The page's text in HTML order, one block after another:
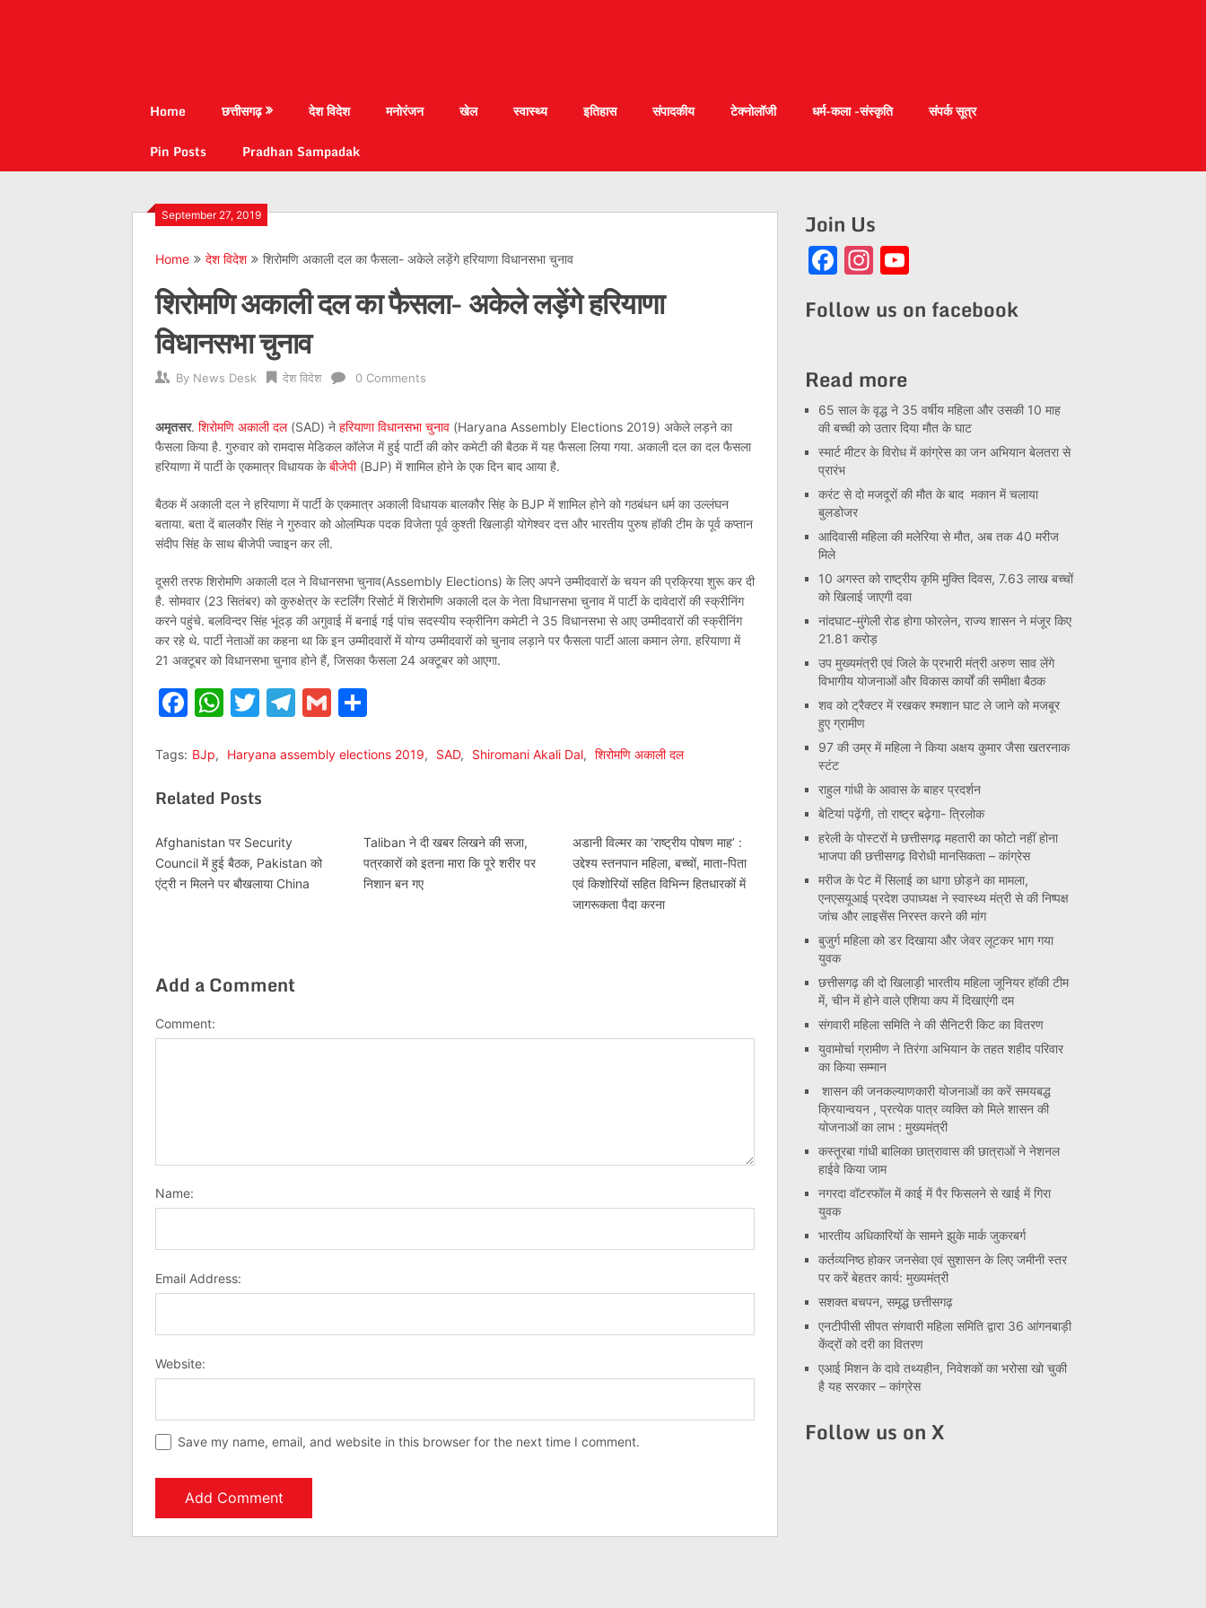
Home छत्तीसगढ़ देश विदेश मनोरंजन खेल स्वास्थ्य इतिहास संपादकीय टेक्नोलॉजी धर्म-कला -संस्कृति
संपर्क सूत्र
Pin Posts
Pradhan Sampadak
September 27, 2019
Home देश विदेश शिरोमणि अकाली दल का फैसला- अकेले लड़ेंगे हरियाणा विधानसभा चुनाव
शिरोमणि अकाली दल का फैसला- अकेले लड़ेंगे हरियाणा
विधानसभा चुनाव
By News Desk देश विदेश 0 Comments
अमृतसर. शिरोमणि अकाली दल(SAD) ने हरियाणा विधानसभा चुनाव (Haryana Assembly Elections 2019) अकेले लड़ने का
फैसला किया है. गुरुवार को रामदास मेडिकल कॉलेज में हुई पार्टी की कोर कमेटी की बैठक में यह फैसला लिया गया. अकाली दल का दल फैसला
हरियाणा में पार्टी के एकमात्र विधायक केबीजेपी(BJP) में शामिल होने के एक दिन बाद आया है.
बैठक में अकाली दल ने हरियाणा में पार्टी के एकमात्र अकाली विधायक बालकौर सिंह के BJP में शामिल होने को गठबंधन धर्म का उल्लंघन
बताया. बता दें बालकौर सिंह ने गुरुवार को ओलम्पिक पदक विजेता पूर्व कुश्ती खिलाड़ी योगेश्वर दत्त और भारतीय पुरुष हॉकी टीम के पूर्व कप्तान
संदीप सिंह के साथ बीजेपी ज्वाइन कर ली.
दूसरी तरफ शिरोमणि अकाली दल ने विधानसभा चुनाव(Assembly Elections) के लिए अपने उम्मीदवारों के चयन की प्रक्रिया शुरू कर दी
है. सोमवार (23 सितंबर) को कुरुक्षेत्र के स्टर्लिंग रिसोर्ट में शिरोमणि अकाली दल के नेता विधानसभा चुनाव में पार्टी के दावेदारों की स्क्रीनिंग
करने पहुंचे. बलविन्दर सिंह भूंदड़ की अगुवाई में बनाई गई पांच सदस्यीय स्क्रीनिग कमेटी ने 35 विधानसभा से आए उम्मीदवारों की स्क्रीनिंग
कर रहे थे. पार्टी नेताओं का कहना था कि इन उम्मीदवारों में योग्य उम्मीदवारों को चुनाव लड़ाने पर फैसला पार्टी आला कमान लेगा. हरियाणा में
21 अक्टूबर को विधानसभा चुनाव होने हैं, जिसका फैसला 24 अक्टूबर को आएगा.
Facebook
WhatsApp
Twitter
Telegram
Gmail
Tags: BJp, Haryana assembly elections 2019, SAD, Shiromani Akali Dal, शिरोमणि अकाली दल
Related Posts
Afghanistan पर Security
Council में हुई बैठक, Pakistan को
एंट्री न मिलने पर बौखलाया China
Taliban ने दी खबर लिखने की सजा,
पत्रकारों को इतना मारा कि पूरे शरीर पर
निशान बन गए
अडानी विल्मर का ‘राष्ट्रीय पोषण माह’ :
उद्देश्य स्तनपान महिला, बच्चों, माता-पिता
एवं किशोरियों सहित विभिन्न हितधारकों में
जागरूकता पैदा करना
Add a Comment
Comment:
Name:
Email Address:
Website:
Save my name, email, and website in this browser for the next time I comment.
Join Us
Facebook
Instagram
Follow us on facebook
Read more
65 साल के वृद्ध ने 35 वर्षीय महिला और उसकी 10 माह
की बच्ची को उतार दिया मौत के घाट
स्मार्ट मीटर के विरोध में कांग्रेस का जन अभियान बेलतरा से
प्रारंभ
करंट से दो मजदूरों की मौत के बाद मकान में चलाया
बुलडोजर
आदिवासी महिला की मलेरिया से मौत, अब तक 40 मरीज
मिले
10 अगस्त को राष्ट्रीय कृमि मुक्ति दिवस, 7.63 लाख बच्चों
को खिलाई जाएगी दवा
नांदघाट-मुंगेली रोड होगा फोरलेन, राज्य शासन ने मंजूर किए
21.81 करोड़
उप मुख्यमंत्री एवं जिले के प्रभारी मंत्री अरुण साव लेंगे
विभागीय योजनाओं और विकास कार्यों की समीक्षा बैठक
शव को ट्रैक्टर में रखकर श्मशान घाट ले जाने को मजबूर
हुए ग्रामीण
97 की उम्र में महिला ने किया अक्षय कुमार जैसा खतरनाक
स्टंट
राहुल गांधी के आवास के बाहर प्रदर्शन
बेटियां पढ़ेंगी, तो राष्ट्र बढ़ेगा- त्रिलोक
हरेली के पोस्टरों मे छत्तीसगढ़ महतारी का फोटो नहीं होना
भाजपा की छत्तीसगढ़ विरोधी मानसिकता – कांग्रेस
मरीज के पेट में सिलाई का धागा छोड़ने का मामला,
एनएसयूआई प्रदेश उपाध्यक्ष ने स्वास्थ्य मंत्री से की निष्पक्ष
जांच और लाइसेंस निरस्त करने की मांग
बुजुर्ग महिला को डर दिखाया और जेवर लूटकर भाग गया
युवक
छत्तीसगढ़ की दो खिलाड़ी भारतीय महिला जूनियर हॉकी टीम
में, चीन में होने वाले एशिया कप में दिखाएंगी दम
संगवारी महिला समिति ने की सैनिटरी किट का वितरण
युवामोर्चा ग्रामीण ने तिरंगा अभियान के तहत शहीद परिवार
का किया सम्मान
शासन की जनकल्याणकारी योजनाओं का करें समयबद्ध
क्रियान्वयन , प्रत्येक पात्र व्यक्ति को मिले शासन की
योजनाओं का लाभ : मुख्यमंत्री
कस्तूरबा गांधी बालिका छात्रावास की छात्राओं ने नेशनल
हाईवे किया जाम
नगरदा वॉटरफॉल में काई में पैर फिसलने से खाई में गिरा
युवक
भारतीय अधिकारियों के सामने झुके मार्क जुकरबर्ग
कर्तव्यनिष्ठ होकर जनसेवा एवं सुशासन के लिए जमीनी स्तर
पर करें बेहतर कार्य: मुख्यमंत्री
सशक्त बचपन, समृद्ध छत्तीसगढ़
एनटीपीसी सीपत संगवारी महिला समिति द्वारा 36 आंगनबाड़ी
केंद्रों को दरी का वितरण
एआई मिशन के दावे तथ्यहीन, निवेशकों का भरोसा खो चुकी
है यह सरकार – कांग्रेस
Follow us on X